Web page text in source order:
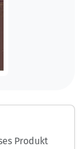
Produkt